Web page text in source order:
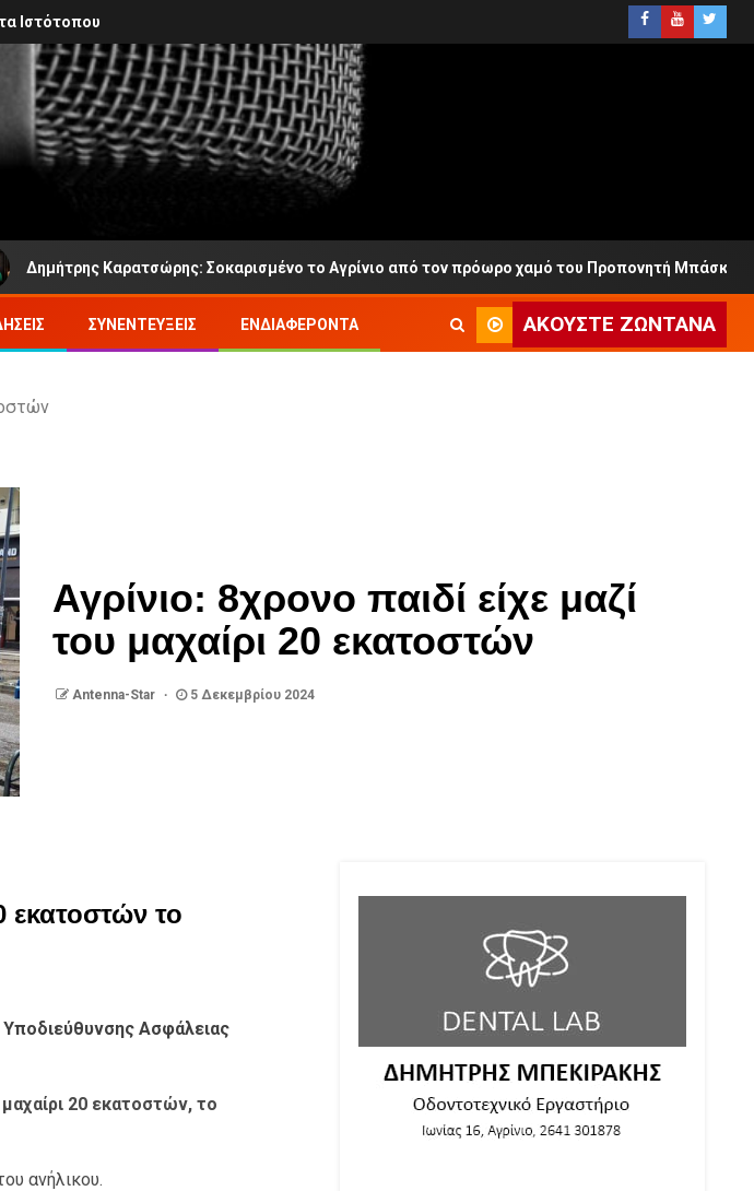
Ιστότοπου
Καρατσώρης: Σοκαρισμένο το Αγρίνιο από τον πρόωρο χαμό του Προπονητή Μπάσκετ
ΣΥΝΕΝΤΕΎΞΕΙΣ ΕΝΔΙΑΦΈΡΟΝΤΑ ΑΚΟΎΣΤΕ ΖΩΝΤΑΝΆ
Αγρίνιο: 8χρονο παιδί είχε μαζί
του μαχαίρι 20 εκατοστών
Antenna-Star 5 Δεκεμβρίου 2024
εκατοστών το
Υποδιεύθυνσης Ασφάλειας
20 εκατοστών, το
ανήλικου.